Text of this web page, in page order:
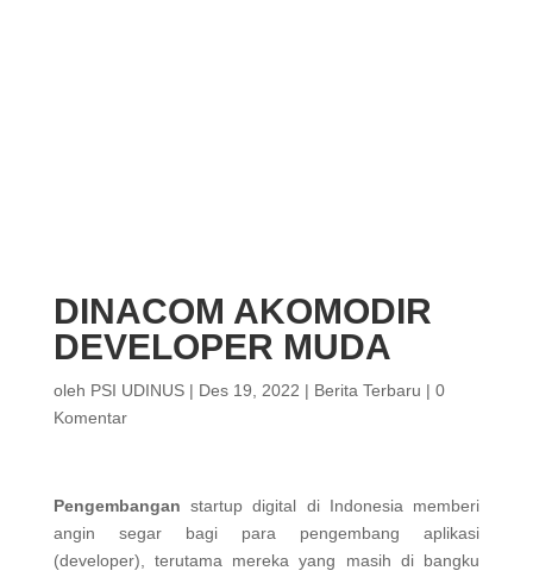
DINACOM AKOMODIR
DEVELOPER MUDA
oleh PSI UDINUS| Des 19, 2022 | Berita Terbaru | 0
Komentar
Pengembanganstartup digital di Indonesia memberi
angin segar bagi para pengembang aplikasi
(developer), terutama mereka yang masih di bangku